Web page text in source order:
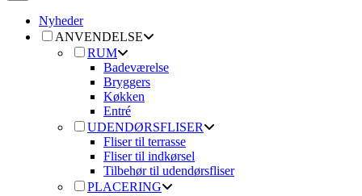
Nyheder
ANVENDELSE
RUM
Badeværelse
Bryggers
Køkken
Entré
UDENDØRSFLISER
Fliser til terrasse
Fliser til indkørsel
Tilbehør til udendørsfliser
PLACERING